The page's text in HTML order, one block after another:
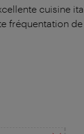
cuisine
fréquentation de